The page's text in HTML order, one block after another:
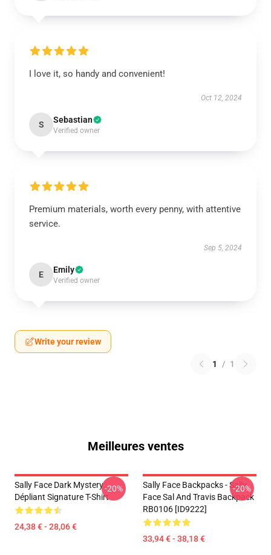
I love it, so handy and convenient!
Oct 12, 2024
S Sebastian
Verified owner
Premium materials, worth every penny, with attentive
service.
Sep 5, 2024
E Emily
Verified owner
Write your review
1 / 1
Meilleures ventes
Sally Face Dark Mystery
Dépliant Signature T-Shirt
24,38 € - 28,06 €
-20%
Sally Face Backpacks - Sally
Face Sal And Travis Backpack
RB0106 [ID9222]
33,94 € - 38,18 €
-20%